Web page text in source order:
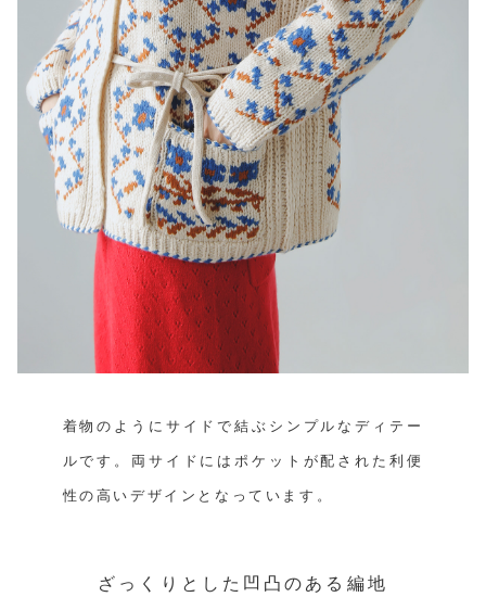
着物のようにサイドで結ぶシンプルなディテー
ルです。両サイドにはポケットが配された利便
性の高いデザインとなっています。
ざっくりとした凹凸のある編地